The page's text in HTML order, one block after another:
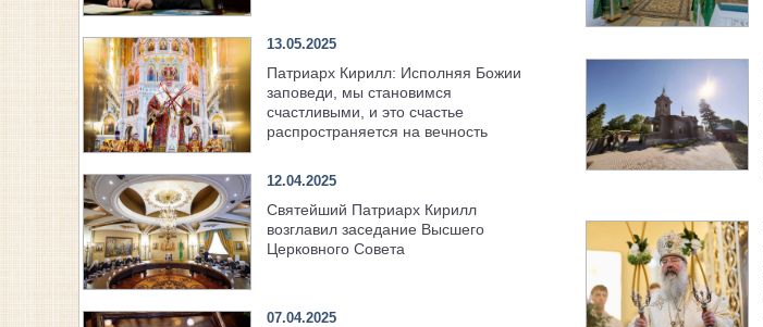
13.05.2025
Патриарх Кирилл: Исполняя Божии
заповеди, мы становимся
счастливыми, и это счастье
распространяется на вечность
12.04.2025
Святейший Патриарх Кирилл
возглавил заседание Высшего
Церковного Совета
07.04.2025